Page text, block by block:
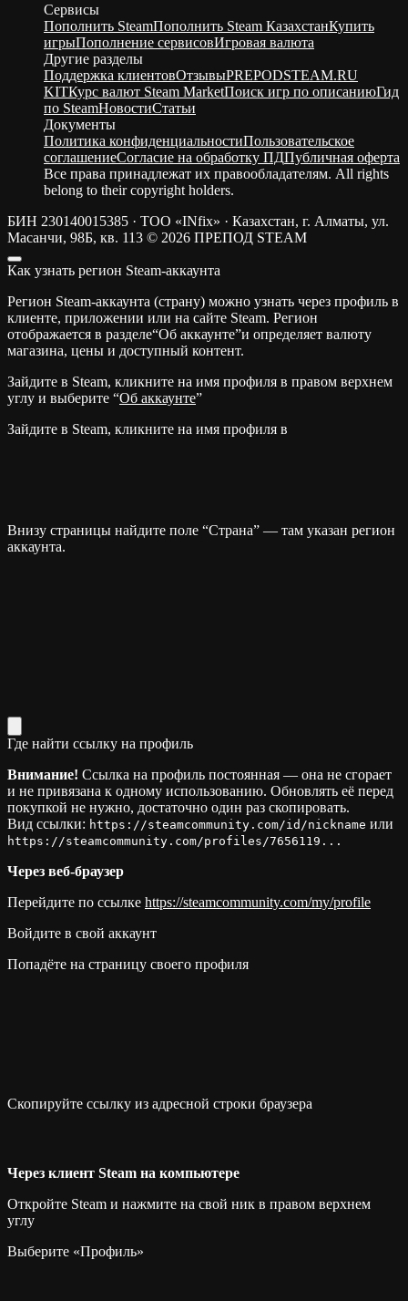
Сервисы
Пополнить SteamПополнить Steam КазахстанКупить
игрыПополнение сервисовИгровая валюта
Другие разделы
Поддержка клиентовОтзывыPREPODSTEAM.RU
KITКурс валют Steam MarketПоиск игр по описаниюГид
по SteamНовостиСтатьи
Документы
Политика конфиденциальностиПользовательское
соглашениеСогласие на обработку ПДПубличная оферта
Все права принадлежат их правообладателям. All rights
belong to their copyright holders.
БИН 230140015385 · ТОО «INfix» · Казахстан, г. Алматы, ул.
Масанчи, 98Б, кв. 113 © 2026 ПРЕПОД STEAM
Как узнать регион Steam-аккаунта
Регион Steam-аккаунта (страну) можно узнать через профиль в
клиенте, приложении или на сайте Steam. Регион
отображается в разделе“Об аккаунте”и определяет валюту
магазина, цены и доступный контент.
Зайдите в Steam, кликните на имя профиля в правом верхнем
углу и выберите “Об аккаунте”
Зайдите в Steam, кликните на имя профиля в
Внизу страницы найдите поле “Страна” — там указан регион
аккаунта.
Где найти ссылку на профиль
Внимание! Ссылка на профиль постоянная — она не сгорает
и не привязана к одному использованию. Обновлять её перед
покупкой не нужно, достаточно один раз скопировать.
Вид ссылки: https://steamcommunity.com/id/nickname или
https://steamcommunity.com/profiles/7656119...
Через веб-браузер
Перейдите по ссылке https://steamcommunity.com/my/profile
Войдите в свой аккаунт
Попадёте на страницу своего профиля
Скопируйте ссылку из адресной строки браузера
Через клиент Steam на компьютере
Откройте Steam и нажмите на свой ник в правом верхнем
углу
Выберите «Профиль»